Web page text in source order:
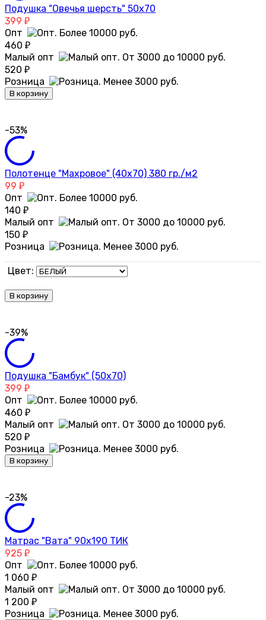
Подушка "Овечья шерсть" 50х70
399 ₽
Опт
460 ₽
Малый опт
520 ₽
Розница
В корзину
-53%
Полотенце "Махровое" (40х70) 380 гр./м2
99 ₽
Опт
140 ₽
Малый опт
150 ₽
Розница
Цвет:
В корзину
-39%
Подушка "Бамбук" (50х70)
399 ₽
Опт
460 ₽
Малый опт
520 ₽
Розница
В корзину
-23%
Матрас "Вата" 90х190 ТИК
925 ₽
Опт
1 060 ₽
Малый опт
1 200 ₽
Розница